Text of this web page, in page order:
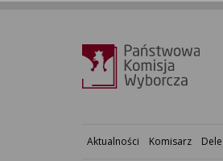
Aktualności Komisarz